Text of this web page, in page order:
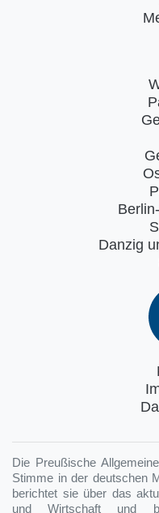
Danzig
Die Preußische
Stimme in der deutschen
berichtet sie über das
und Wirtschaft und